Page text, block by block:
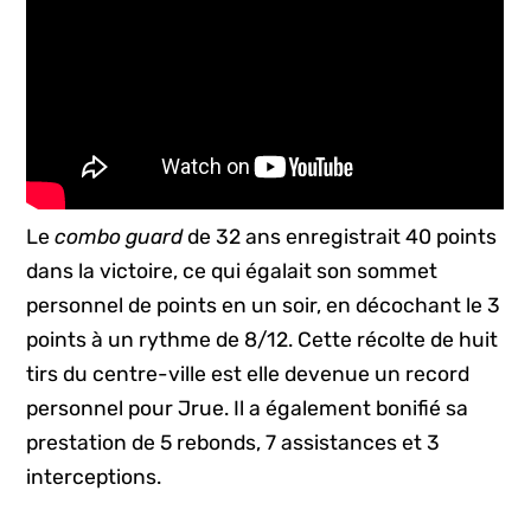
Lecombo guardde 32 ans enregistrait 40 points
dans la victoire, ce qui égalait son sommet
personnel de points en un soir, en décochant le 3
points à un rythme de 8/12. Cette récolte de huit
tirs du centre-ville est elle devenue un record
personnel pour Jrue. Il a également bonifié sa
prestation de 5 rebonds, 7 assistances et 3
interceptions.